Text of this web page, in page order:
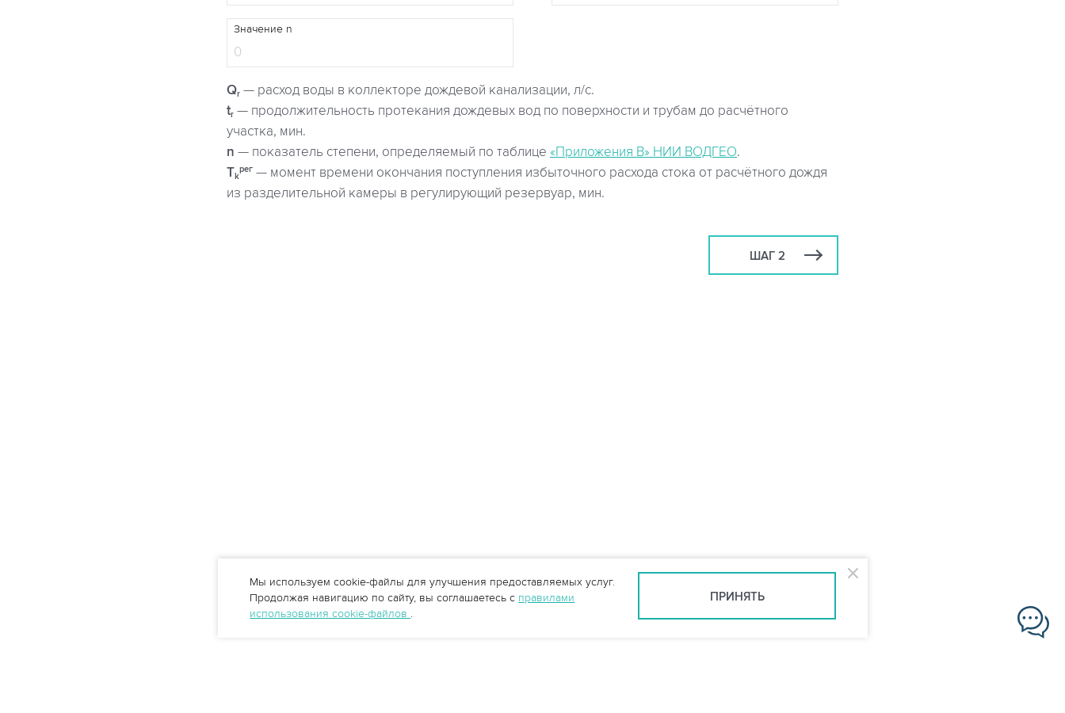
Значение n
Qr — расход воды в коллекторе дождевой канализации, л/с.
tr — продолжительность протекания дождевых вод по поверхности и трубам до расчётного
участка, мин.
n — показатель степени, определяемый по таблице «Приложения В» НИИ ВОДГЕО.
Tk
рег — момент времени окончания поступления избыточного расхода стока от расчётного дождя
из разделительной камеры в регулирующий резервуар, мин.
ШАГ 2
Мы используем cookie-файлы для улучшения предоставляемых услуг.
Продолжая навигацию по сайту, вы соглашаетесь с правилами
использования cookie-файлов .
ПРИНЯТЬ